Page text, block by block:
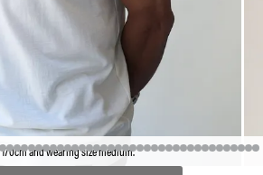
and wearing size medium.